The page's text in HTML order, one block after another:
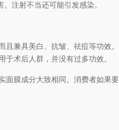
注射不当还可能引发感染。
兼具美白、抗皱、祛痘等功效
术后人群，并没有过多功效。
膜成分大致相同。消费者如果